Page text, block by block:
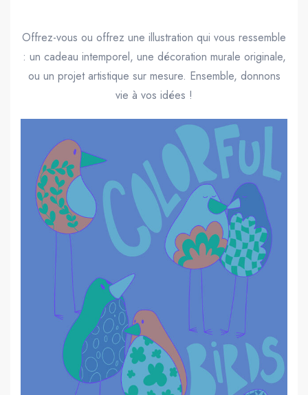
Offrez-vous ou offrez une illustration qui vous ressemble
: un cadeau intemporel, une décoration murale originale,
ou un projet artistique sur mesure. Ensemble, donnons
vie à vos idées !